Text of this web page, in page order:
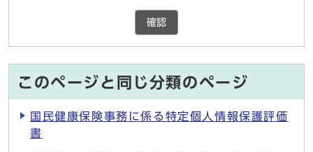
確認
このページと同じ分類のページ
国民健康保険事務に係る特定個人情報保護評価
書